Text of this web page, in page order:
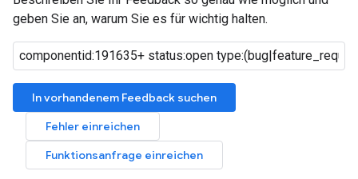
geben Sie an, warum Sie es für wichtig halten.
In vorhandenem Feedback suchen
Fehler einreichen
Funktionsanfrage einreichen